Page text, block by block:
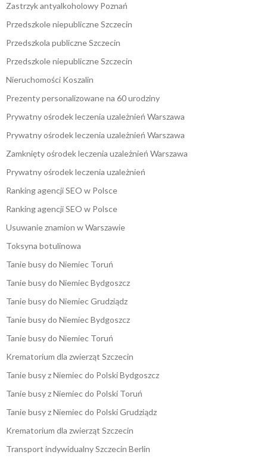
Zastrzyk antyalkoholowy Poznań
Przedszkole niepubliczne Szczecin
Przedszkola publiczne Szczecin
Przedszkole niepubliczne Szczecin
Nieruchomości Koszalin
Prezenty personalizowane na 60 urodziny
Prywatny ośrodek leczenia uzależnień Warszawa
Prywatny ośrodek leczenia uzależnień Warszawa
Zamknięty ośrodek leczenia uzależnień Warszawa
Prywatny ośrodek leczenia uzależnień
Ranking agencji SEO w Polsce
Ranking agencji SEO w Polsce
Usuwanie znamion w Warszawie
Toksyna botulinowa
Tanie busy do Niemiec Toruń
Tanie busy do Niemiec Bydgoszcz
Tanie busy do Niemiec Grudziądz
Tanie busy do Niemiec Bydgoszcz
Tanie busy do Niemiec Toruń
Krematorium dla zwierząt Szczecin
Tanie busy z Niemiec do Polski Bydgoszcz
Tanie busy z Niemiec do Polski Toruń
Tanie busy z Niemiec do Polski Grudziądz
Krematorium dla zwierząt Szczecin
Transport indywidualny Szczecin Berlin